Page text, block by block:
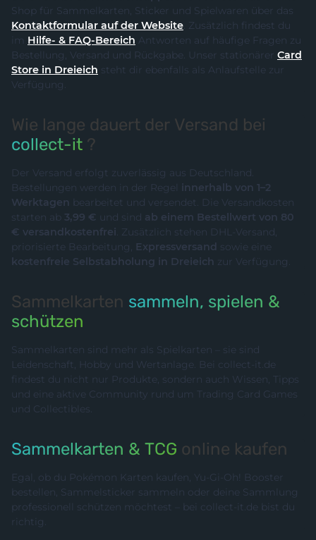
Shop für Sammelkarten, Sticker und Spielwaren über das
Kontaktformular auf der Website. Zusätzlich findest du
im Hilfe- & FAQ-Bereich Antworten auf häufige Fragen zu
Bestellung, Versand und Rückgabe. Unser stationärer Card
Store in Dreieich steht dir ebenfalls als Anlaufstelle zur
Verfügung.
Wie lange dauert der Versand bei
collect-it ?
Der Versand erfolgt zuverlässig aus Deutschland.
Bestellungen werden in der Regel innerhalb von 1–2
Werktagen bearbeitet und versendet. Die Versandkosten
starten ab 3,99 € und sind ab einem Bestellwert von 80
€ versandkostenfrei. Zusätzlich stehen DHL-Versand,
priorisierte Bearbeitung, Expressversand sowie eine
kostenfreie Selbstabholung in Dreieich zur Verfügung.
Sammelkarten sammeln, spielen &
schützen
Sammelkarten sind mehr als Spielkarten – sie sind
Leidenschaft, Hobby und Wertanlage. Bei collect-it.de
findest du nicht nur Produkte, sondern auch Wissen, Tipps
und eine aktive Community rund um Trading Card Games
und Collectibles.
Sammelkarten & TCG online kaufen
Egal, ob du Pokémon Karten kaufen, Yu-Gi-Oh! Booster
bestellen, Sammelsticker sammeln oder deine Sammlung
professionell schützen möchtest – bei collect-it.de bist du
richtig.